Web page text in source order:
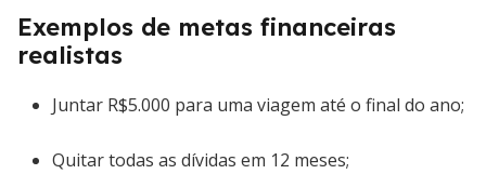
Exemplos de metas financeiras
realistas
Juntar R$5.000 para uma viagem até o final do ano;
Quitar todas as dívidas em 12 meses;